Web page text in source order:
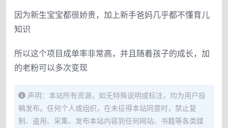
因为新生宝宝都很娇贵，加上新手爸妈几乎都不懂育儿
知识
所以这个项目成单率非常高，并且随着孩子的成长，加
的老粉可以多次变现
声明：本站所有资源，如无特殊说明或标注，均为用户投
稿发布。任何个人或组织，在未征得本站同意时，禁止复
制、盗用、采集、发布本站内容到任何网站、书籍等各类媒